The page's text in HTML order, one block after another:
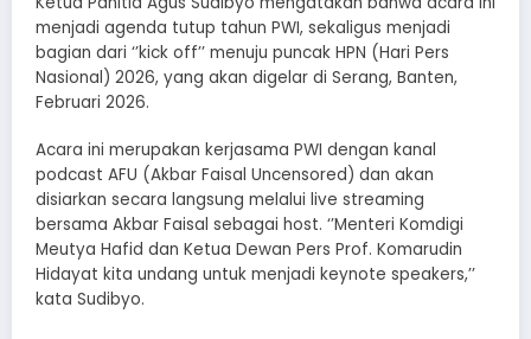
menjadi agenda tutup tahun PWI, sekaligus menjadi
bagian dari ‘’kick off’’ menuju puncak HPN (Hari Pers
Nasional) 2026, yang akan digelar di Serang, Banten,
Februari 2026.
Acara ini merupakan kerjasama PWI dengan kanal
podcast AFU (Akbar Faisal Uncensored) dan akan
disiarkan secara langsung melalui live streaming
bersama Akbar Faisal sebagai host. ‘’Menteri Komdigi
Meutya Hafid dan Ketua Dewan Pers Prof. Komarudin
Hidayat kita undang untuk menjadi keynote speakers,’’
kata Sudibyo.